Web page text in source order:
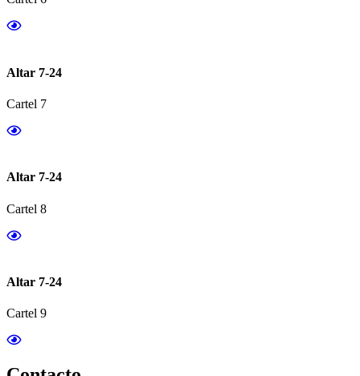
Altar 7-24
Cartel 7
Altar 7-24
Cartel 8
Altar 7-24
Cartel 9